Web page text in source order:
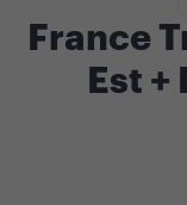
France
Est +